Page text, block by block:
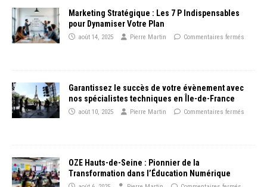
Marketing Stratégique : Les 7 P Indispensables
pour Dynamiser Votre Plan
août 14, 2025 Pierre Martin Commentaires fermés
Garantissez le succès de votre évènement avec
nos spécialistes techniques en Île-de-France
août 10, 2025 Pierre Martin Commentaires fermés
OZE Hauts-de-Seine : Pionnier de la
Transformation dans l’Éducation Numérique